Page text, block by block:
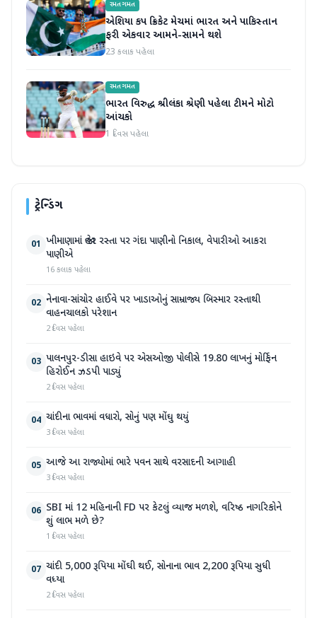
રમતગમત
એશિયા કપ ક્રિકેટ મેચમાં ભારત અને પાકિસ્તાન
ફરી એકવાર આમને-સામને થશે
23 કલાક પહેલા
રમતગમત
ભારત વિરુદ્ધ શ્રીલંકા શ્રેણી પહેલા ટીમને મોટો
આંચકો
1 દિવસ પહેલા
ટ્રેન્ડિંગ
01 ખીમાણામાં જાહેર રસ્તા પર ગંદા પાણીનો નિકાલ, વેપારીઓ આકરા
પાણીએ
16 કલાક પહેલા
02 નેનાવા-સાંચોર હાઈવે પર ખાડાઓનું સામ્રાજ્ય બિસ્માર રસ્તાથી
વાહનચાલકો પરેશાન
2 દિવસ પહેલા
03 પાલનપુર-ડીસા હાઇવે પર એસઓજી પોલીસે 19.80 લાખનું મોર્ફિન
હિરોઈન ઝડપી પાડ્યું
2 દિવસ પહેલા
04 ચાંદીના ભાવમાં વધારો, સોનું પણ મોંઘુ થયું
3 દિવસ પહેલા
05 આજે આ રાજ્યોમાં ભારે પવન સાથે વરસાદની આગાહી
3 દિવસ પહેલા
06 SBI માં 12 મહિનાની FD પર કેટલું વ્યાજ મળશે, વરિષ્ઠ નાગરિકોને
શું લાભ મળે છે?
1 દિવસ પહેલા
07 ચાંદી 5,000 રૂપિયા મોંઘી થઈ, સોનાના ભાવ 2,200 રૂપિયા સુધી
વધ્યા
2 દિવસ પહેલા